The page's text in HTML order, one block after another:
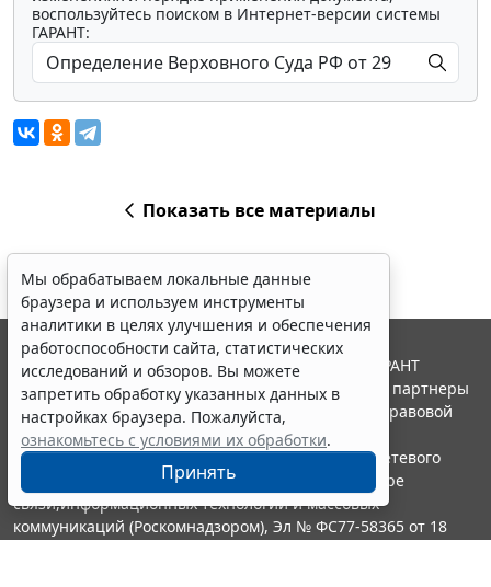
воспользуйтесь поиском в Интернет-версии системы
ГАРАНТ:
Показать все материалы
Мы обрабатываем локальные данные
браузера и используем инструменты
аналитики в целях улучшения и обеспечения
работоспособности сайта, статистических
исследований и обзоров. Вы можете
запретить обработку указанных данных в
настройках браузера. Пожалуйста,
ознакомьтесь с условиями их обработки.
Принять
© ООО "НПП "ГАРАНТ-СЕРВИС", 2026. Система ГАРАНТ
выпускается с 1990 года. Компания "Гарант" и ее партнеры
являются участниками Российской ассоциации правовой
информации ГАРАНТ.
Портал ГАРАНТ.РУ зарегистрирован в качестве сетевого
издания Федеральной службой по надзору в сфере
связи,информационных технологий и массовых
коммуникаций (Роскомнадзором), Эл № ФС77-58365 от 18